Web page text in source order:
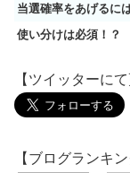
当選確率をあげるに
使い分けは必須！？
【ツイッターに
【ブログランキ